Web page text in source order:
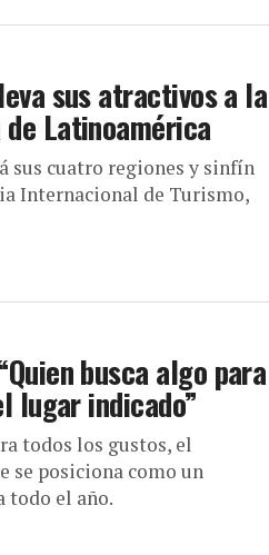
sus atractivos a la
Latinoamérica
sus cuatro regiones y sinfín
Internacional de Turismo,
busca algo para
lugar indicado”
todos los gustos, el
se posiciona como un
todo el año.